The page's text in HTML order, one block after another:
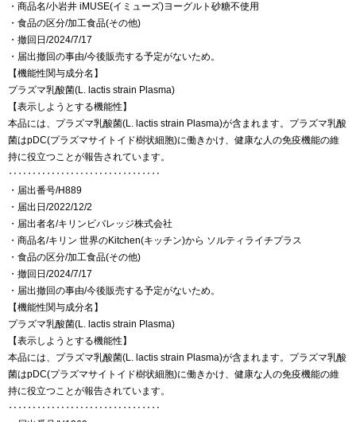
・商品名/小岩井 iMUSE(イミューズ)ヨーグルト砂糖不使用
・食品の区分/加工食品(その他)
・撤回日/2024/7/17
・届出撤回の事由/今後販売する予定がないため。
【機能性関与成分名】
プラズマ乳酸菌(L. lactis strain Plasma)
【表示しようとする機能性】
本品には、プラズマ乳酸菌(L. lactis strain Plasma)が含まれます。プラズマ乳酸
菌はpDC(プラズマサイトイド樹状細胞)に働きかけ、健康な人の免疫機能の維
持に役立つことが報告されています。
‥‥‥‥‥‥‥‥‥‥‥‥‥‥‥‥
・届出番号/H889
・届出日/2022/12/2
・届出者名/キリンビバレッジ株式会社
・商品名/キリン 世界のKitchen(キッチン)から ソルティライチプラス
・食品の区分/加工食品(その他)
・撤回日/2024/7/17
・届出撤回の事由/今後販売する予定がないため。
【機能性関与成分名】
プラズマ乳酸菌(L. lactis strain Plasma)
【表示しようとする機能性】
本品には、プラズマ乳酸菌(L. lactis strain Plasma)が含まれます。プラズマ乳酸
菌はpDC(プラズマサイトイド樹状細胞)に働きかけ、健康な人の免疫機能の維
持に役立つことが報告されています。
‥‥‥‥‥‥‥‥‥‥‥‥‥‥‥‥